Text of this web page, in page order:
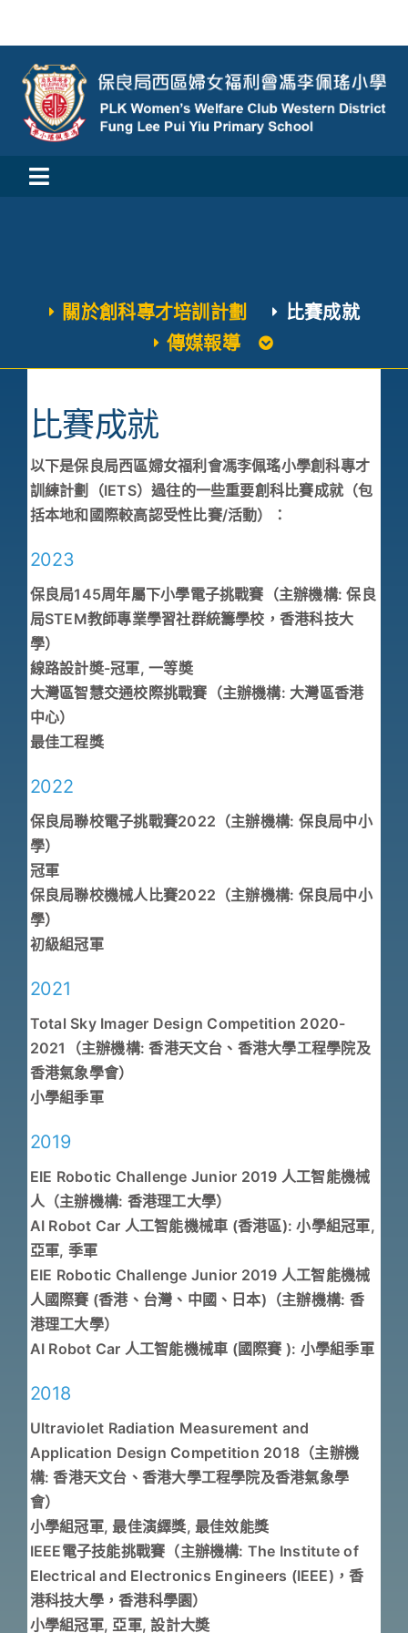
content
Toggle
學與教
校風及學生支援
學校特色
我們的成就
對外聯繫
聯絡我們
關於創科專才培訓計劃
比賽成就
傳媒報導
比賽成就
以下是保良局西區婦女福利會馮李佩瑤小學創科專才
訓練計劃（IETS）過往的一些重要創科比賽成就（包
括本地和國際較高認受性比賽/活動）：
2023
保良局145周年屬下小學電子挑戰賽（主辦機構: 保良
局STEM教師專業學習社群統籌學校，香港科技大
學）
線路設計奬-冠軍, 一等奬
大灣區智慧交通校際挑戰賽（主辦機構: 大灣區香港
中心）
最佳工程獎
2022
保良局聯校電子挑戰賽2022（主辦機構: 保良局中小
學）
冠軍
保良局聯校機械人比賽2022（主辦機構: 保良局中小
學）
初級組冠軍
2021
Total Sky Imager Design Competition 2020-
2021（主辦機構: 香港天文台、香港大學工程學院及
香港氣象學會）
小學組季軍
2019
EIE Robotic Challenge Junior 2019 人工智能機械
人（主辦機構: 香港理工大學）
AI Robot Car 人工智能機械車 (香港區): 小學組冠軍,
亞軍, 季軍
EIE Robotic Challenge Junior 2019 人工智能機械
人國際賽 (香港、台灣、中國、日本)（主辦機構: 香
港理工大學）
AI Robot Car 人工智能機械車 (國際賽 ): 小學組季軍
2018
Ultraviolet Radiation Measurement and
Application Design Competition 2018（主辦機
構: 香港天文台、香港大學工程學院及香港氣象學
會）
小學組冠軍, 最佳演繹獎, 最佳效能獎
IEEE電子技能挑戰賽（主辦機構: The Institute of
Electrical and Electronics Engineers (IEEE)，香
港科技大學，香港科學園）
小學組冠軍, 亞軍, 設計大奬